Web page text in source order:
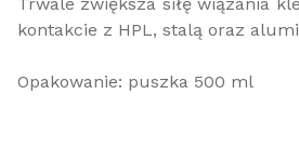
kontakcie z HPL, stalą oraz
Opakowanie: puszka 500 ml